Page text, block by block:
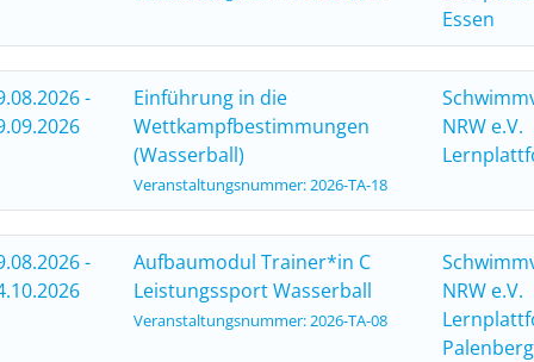
Essen
-
Einführung in die
Wettkampfbestimmungen
(Wasserball)
Veranstaltungsnummer: 2026-TA-18
NRW e.V.
-
Aufbaumodul Trainer*in C
Leistungssport Wasserball
Veranstaltungsnummer: 2026-TA-08
NRW e.V.
Palenberg